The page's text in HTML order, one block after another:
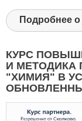
Подробнее о
КУРС
И МЕТОДИКА
"ХИМИЯ" В